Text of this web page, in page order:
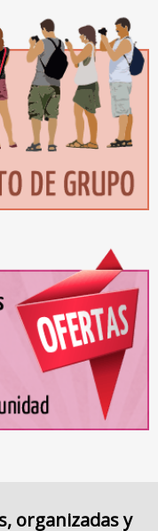
organizadas y